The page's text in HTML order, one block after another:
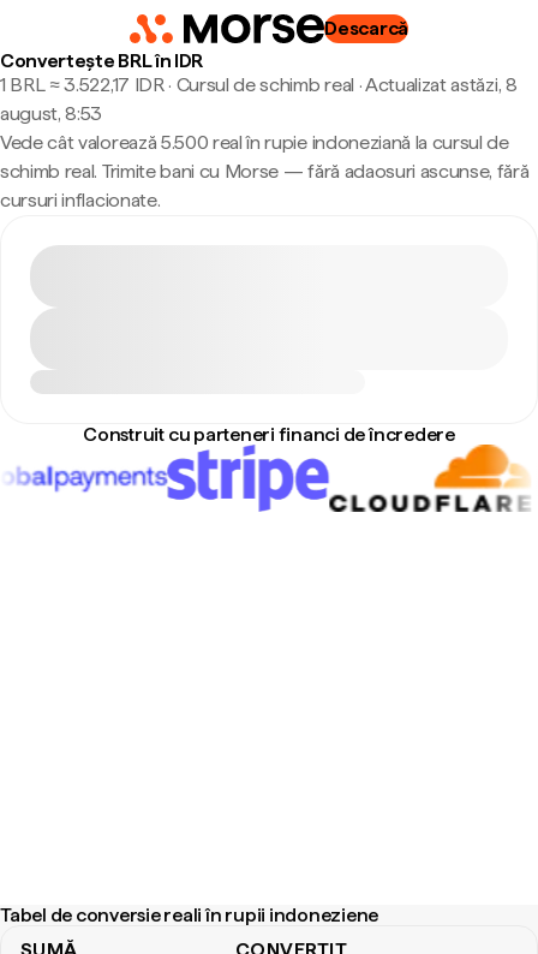
Descarcă
Convertește BRL în IDR
1 BRL ≈ 3.522,17 IDR · Cursul de schimb real ·Actualizat astăzi, 8
august, 8:53
Vede cât valorează 5.500 real în rupie indoneziană la cursul de
schimb real. Trimite bani cu Morse — fără adaosuri ascunse, fără
cursuri inflacionate.
Construit cu parteneri financi de încredere
Tabel de conversie reali în rupii indoneziene